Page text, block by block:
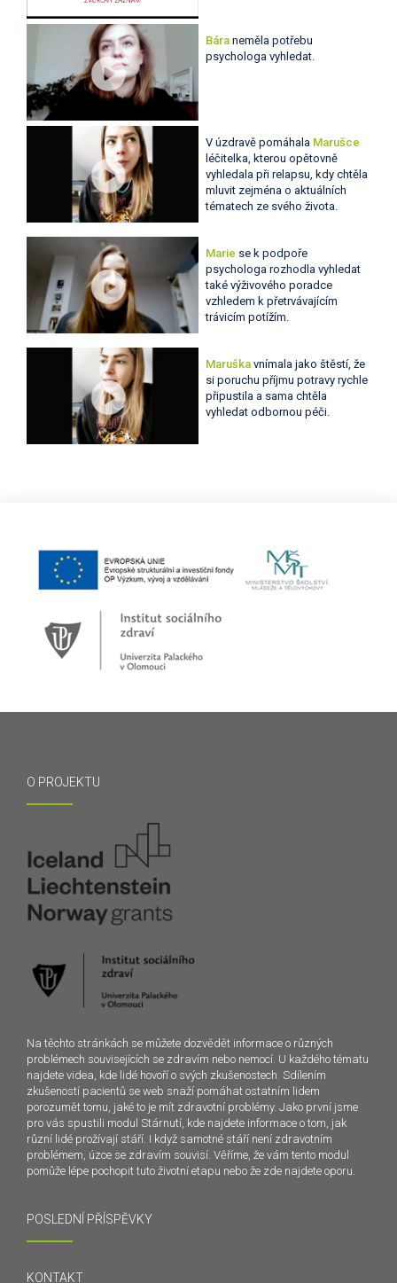
Bára neměla potřebu
psychologa vyhledat.
V úzdravě pomáhala Marušce
léčitelka, kterou opětovně
vyhledala při relapsu, kdy chtěla
mluvit zejména o aktuálních
tématech ze svého života.
Marie se k podpoře
psychologa rozhodla vyhledat
také výživového poradce
vzhledem k přetrvávajícím
trávicím potížím.
Maruška vnímala jako štěstí, že
si poruchu příjmu potravy rychle
připustila a sama chtěla
vyhledat odbornou péči.
O PROJEKTU
Na těchto stránkách se můžete dozvědět informace o různých
problémech souvisejících se zdravím nebo nemocí. U každého tématu
najdete videa, kde lidé hovoří o svých zkušenostech. Sdílením
zkušeností pacientů se web snaží pomáhat ostatním lidem
porozumět tomu, jaké to je mít zdravotní problémy. Jako první jsme
pro vás spustili modul Stárnutí, kde najdete informace o tom, jak
různí lidé prožívají stáří. I když samotné stáří není zdravotním
problémem, úzce se zdravím souvisí. Věříme, že vám tento modul
pomůže lépe pochopit tuto životní etapu nebo že zde najdete oporu.
POSLEDNÍ PŘÍSPĚVKY
KONTAKT